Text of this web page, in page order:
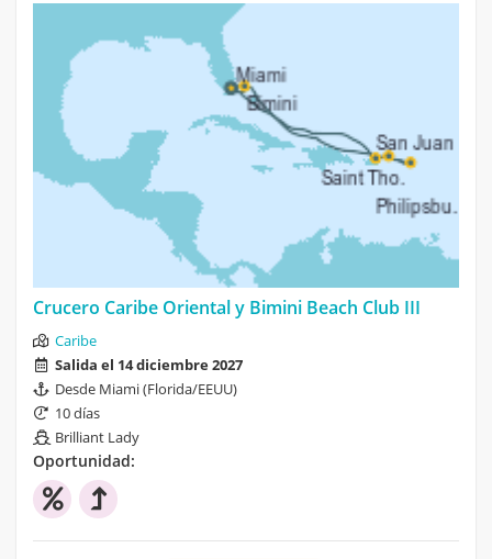
Crucero Caribe Oriental y Bimini Beach Club III
Caribe
Salida el 14 diciembre 2027
Desde Miami (Florida/EEUU)
10 días
Brilliant Lady
Oportunidad: